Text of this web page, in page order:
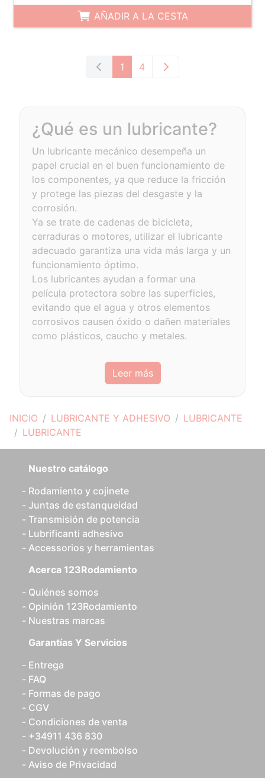
INICIO LUBRICANTE Y ADHESIVO
LUBRICANTE
LUBRICANTE
AÑADIR A LA CESTA
1 4
¿Qué es un lubricante?
Un lubricante mecánico desempeña un
papel crucial en el buen funcionamiento de
los componentes, ya que reduce la fricción
y protege las piezas del desgaste y la
corrosión.
Ya se trate de cadenas de bicicleta,
cerraduras o motores, utilizar el lubricante
adecuado garantiza una vida más larga y un
funcionamiento óptimo.
Los lubricantes ayudan a formar una
película protectora sobre las superficies,
evitando que el agua y otros elementos
corrosivos causen óxido o dañen materiales
como plásticos, caucho y metales.
Leer más
Nuestro catálogo
Rodamiento y cojinete
Juntas de estanqueidad
Transmisión de potencia
Lubrificanti adhesivo
Accessorios y herramientas
Acerca 123Rodamiento
Quiénes somos
Opinión 123Rodamiento
Nuestras marcas
Garantías Y Servicios
Entrega
FAQ
Formas de pago
CGV
Condiciones de venta
+34911 436 830
Devolución y reembolso
Aviso de Privacidad